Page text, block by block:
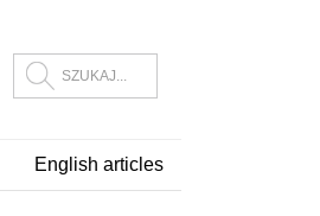
English articles